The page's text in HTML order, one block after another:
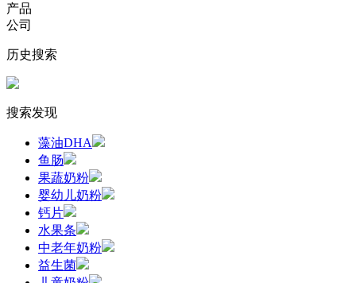
产品
公司
历史搜索
搜索发现
藻油DHA
鱼肠
果蔬奶粉
婴幼儿奶粉
钙片
水果条
中老年奶粉
益生菌